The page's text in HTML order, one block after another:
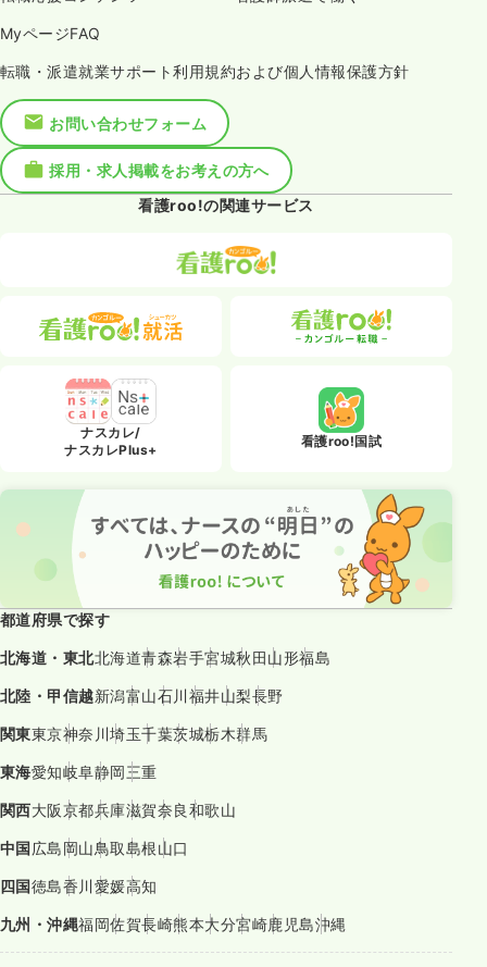
MyページFAQ
転職・派遣就業サポート利用規約および個人情報保護方針
お問い合わせフォーム
採用・求人掲載をお考えの方へ
看護roo!の関連サービス
ナスカレ/
ナスカレPlus+
看護roo!国試
都道府県で探す
北海道・東北北海道青森岩手宮城秋田山形福島
北陸・甲信越新潟富山石川福井山梨長野
関東東京神奈川埼玉千葉茨城栃木群馬
東海愛知岐阜静岡三重
関西大阪京都兵庫滋賀奈良和歌山
中国広島岡山鳥取島根山口
四国徳島香川愛媛高知
九州・沖縄福岡佐賀長崎熊本大分宮崎鹿児島沖縄